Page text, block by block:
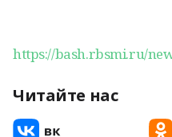
https://bash.rbsmi.ru/
Читайте нас